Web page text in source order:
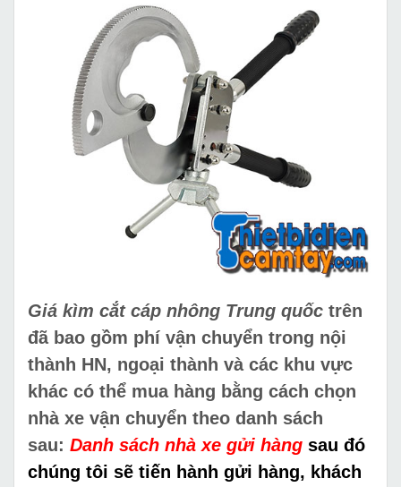
Giá kìm cắt cáp nhông Trung quốc trên
đã bao gồm phí vận chuyển trong nội
thành HN, ngoại thành và các khu vực
khác có thể mua hàng bằng cách chọn
nhà xe vận chuyển theo danh sách
sau: Danh sách nhà xe gửi hàng sau đó
chúng tôi sẽ tiến hành gửi hàng, khách